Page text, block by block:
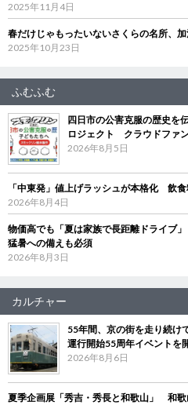
2025年11月4日
春だけじゃもったいないさくらの名所、
2025年10月23日
ふむふむ
四日市の公害克服の歴史を
ロジェクト クラウドファ
2026年8月5日
「中東発」値上げラッシュが本格化 飲
2026年8月4日
物価高でも「夏は家族で長距離ドライブ
猛暑への備えも必須
2026年8月3日
カルチャー
55年間、京の街を走り続け
運行開始55周年イベントを
2026年8月6日
夏季企画展「秀吉・秀長と和歌山」 和